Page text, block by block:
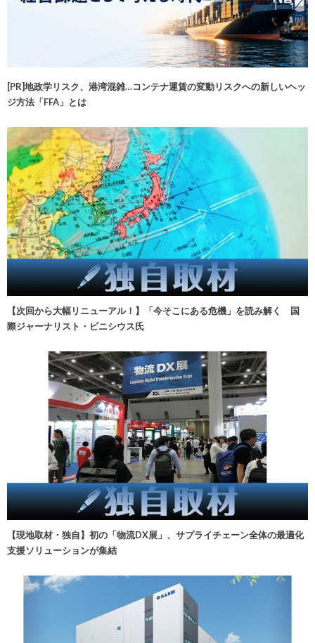
[PR]地政学リスク、港湾混雑…コンテナ運賃の変動リスクへの新しいヘッ
ジ方法「FFA」とは
【次回から大幅リニューアル！】「今そこにある危機」を読み解く 国
際ジャーナリスト・ビニシウス氏
【現地取材・独自】初の「物流DX展」、サプライチェーン全体の最適化
支援ソリューションが集結